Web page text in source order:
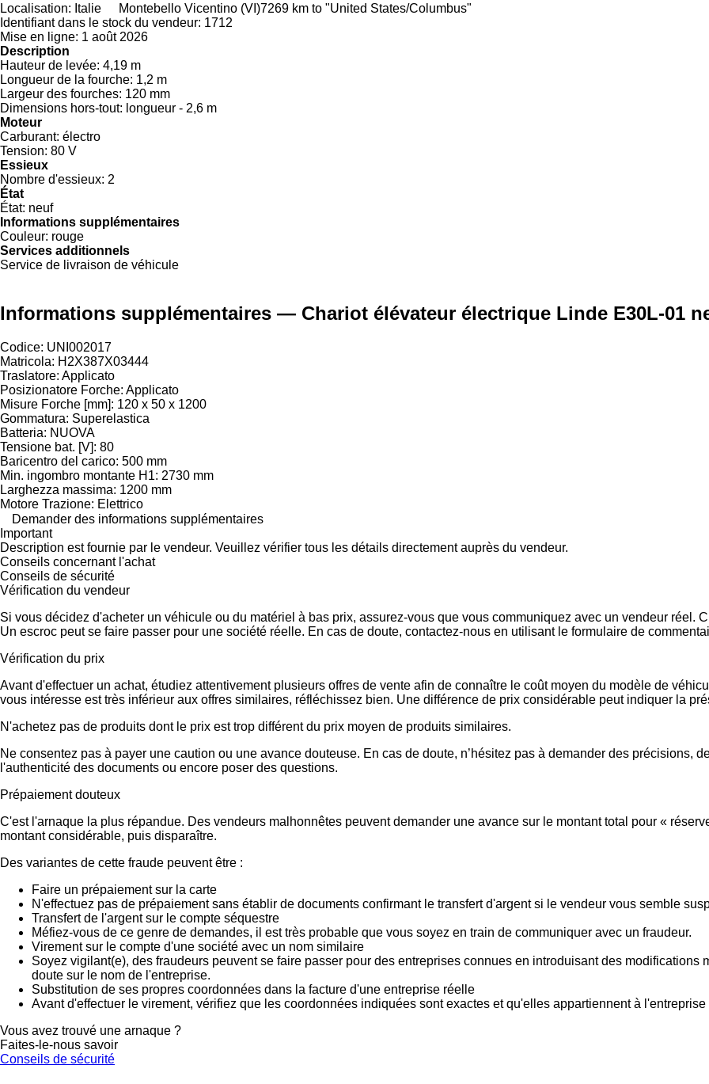
Localisation: Italie Montebello Vicentino (VI)7269 km to "United States/Columbus"
Identifiant dans le stock du vendeur: 1712
Mise en ligne: 1 août 2026
Description
Hauteur de levée: 4,19 m
Longueur de la fourche: 1,2 m
Largeur des fourches: 120 mm
Dimensions hors-tout: longueur - 2,6 m
Moteur
Carburant: électro
Tension: 80 V
Essieux
Nombre d'essieux: 2
État
État: neuf
Informations supplémentaires
Couleur: rouge
Services additionnels
Service de livraison de véhicule
Informations supplémentaires — Chariot élévateur électrique Linde E30L-01
Codice: UNI002017
Matricola: H2X387X03444
Traslatore: Applicato
Posizionatore Forche: Applicato
Misure Forche [mm]: 120 x 50 x 1200
Gommatura: Superelastica
Batteria: NUOVA
Tensione bat. [V]: 80
Baricentro del carico: 500 mm
Min. ingombro montante H1: 2730 mm
Larghezza massima: 1200 mm
Motore Trazione: Elettrico
Demander des informations supplémentaires
Important
Description est fournie par le vendeur. Veuillez vérifier tous les détails directement auprès du vendeur.
Conseils concernant l'achat
Conseils de sécurité
Vérification du vendeur
Si vous décidez d'acheter un véhicule ou du matériel à bas prix, assurez-vous que vous communiquez avec un vendeur réel.
Un escroc peut se faire passer pour une société réelle. En cas de doute, contactez-nous en utilisant le formulaire de
Vérification du prix
Avant d'effectuer un achat, étudiez attentivement plusieurs offres de vente afin de connaître le coût moyen du modèle de
vous intéresse est très inférieur aux offres similaires, réfléchissez bien. Une différence de prix considérable peut indiquer la
N'achetez pas de produits dont le prix est trop différent du prix moyen de produits similaires.
Ne consentez pas à payer une caution ou une avance douteuse. En cas de doute, n’hésitez pas à demander des précisions,
l'authenticité des documents ou encore poser des questions.
Prépaiement douteux
C'est l'arnaque la plus répandue. Des vendeurs malhonnêtes peuvent demander une avance sur le montant total pour «
montant considérable, puis disparaître.
Des variantes de cette fraude peuvent être :
Faire un prépaiement sur la carte
N'effectuez pas de prépaiement sans établir de documents confirmant le transfert d'argent si le vendeur vous semble
Transfert de l'argent sur le compte séquestre
Méfiez-vous de ce genre de demandes, il est très probable que vous soyez en train de communiquer avec un fraudeur.
Virement sur le compte d'une société avec un nom similaire
Soyez vigilant(e), des fraudeurs peuvent se faire passer pour des entreprises connues en introduisant des modifications
doute sur le nom de l'entreprise.
Substitution de ses propres coordonnées dans la facture d'une entreprise réelle
Avant d'effectuer le virement, vérifiez que les coordonnées indiquées sont exactes et qu'elles appartiennent à
Vous avez trouvé une arnaque ?
Faites-le-nous savoir
Conseils de sécurité